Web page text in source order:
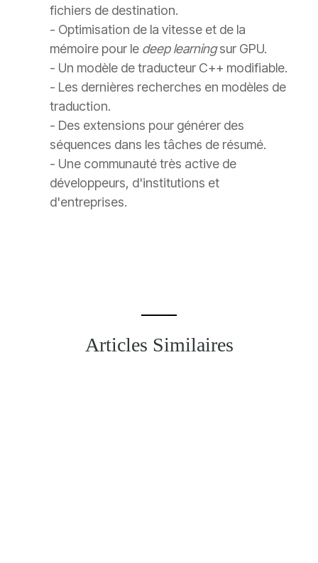
fichiers de destination.
- Optimisation de la vitesse et de la
mémoire pour le deep learningsur GPU.
- Un modèle de traducteur C++ modifiable.
- Les dernières recherches en modèles de
traduction.
- Des extensions pour générer des
séquences dans les tâches de résumé.
- Une communauté très active de
développeurs, d'institutions et
d'entreprises.
Articles Similaires